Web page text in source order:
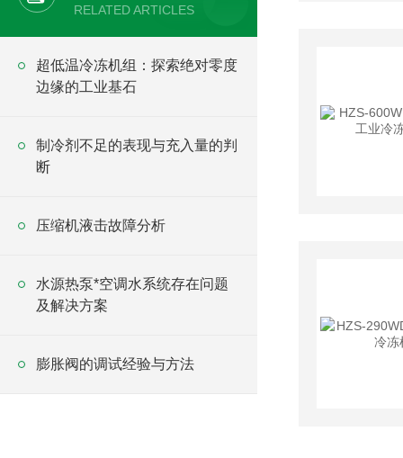
RELATED ARTICLES
超低温冷冻机组：探索绝对零度
边缘的工业基石
制冷剂不足的表现与充入量的判
断
压缩机液击故障分析
水源热泵*空调水系统存在问题
及解决方案
膨胀阀的调试经验与方法